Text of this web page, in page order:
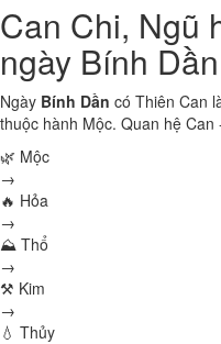
Can Chi, Ngũ
ngày Bính
Ngày Bính Dần có Thiên Can
thuộc hành Mộc. Quan hệ Can
🌿 Mộc
→
🔥 Hỏa
→
⛰ Thổ
→
⚒ Kim
→
💧 Thủy